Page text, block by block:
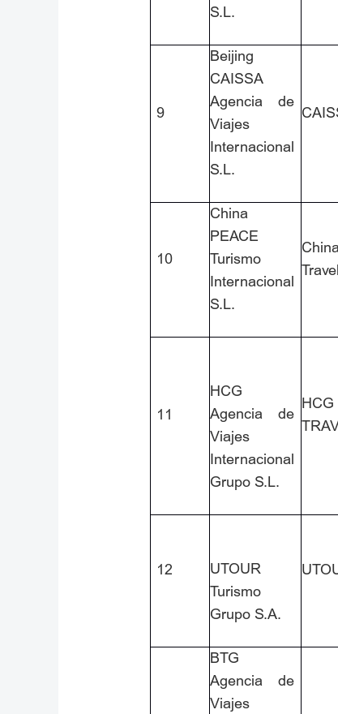
S.L.
9
Beijing
CAISSA
Agencia de
Viajes
Internacional
S.L.
10
China
PEACE
Turismo
Internacional
S.L.
Travel
11
HCG
Agencia de
Viajes
Internacional
Grupo S.L.
HCG
12
UTOUR
Turismo
Grupo S.A.
BTG
Agencia de
Viajes